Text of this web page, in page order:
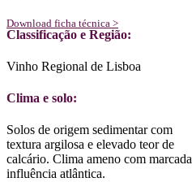
Download ficha técnica >
Classificação e Região:
Vinho Regional de Lisboa
Clima e solo:
Solos de origem sedimentar com
textura argilosa e elevado teor de
calcário. Clima ameno com marcada
influência atlântica.